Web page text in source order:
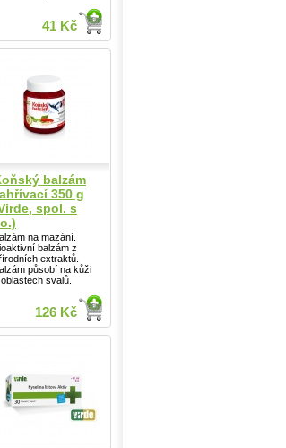
41 Kč
balzám
350 g
spol. s
na mazání.
balzám z
extraktů.
působí na kůži
svalů.
126 Kč